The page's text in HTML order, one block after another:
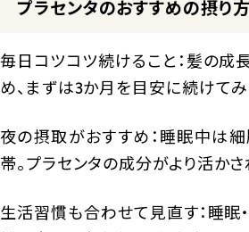
プラセンタのおすすめの摂り方
毎日コツコツ続けること：髪の成
め、まずは3か月を目安に続けてみ
夜の摂取がおすすめ：睡眠中は
帯。プラセンタの成分がより活かさ
生活習慣も合わせて見直す：睡眠